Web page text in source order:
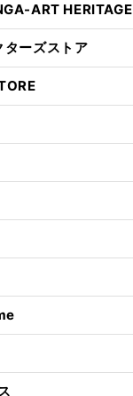
ART HERITAGE
ターズストア